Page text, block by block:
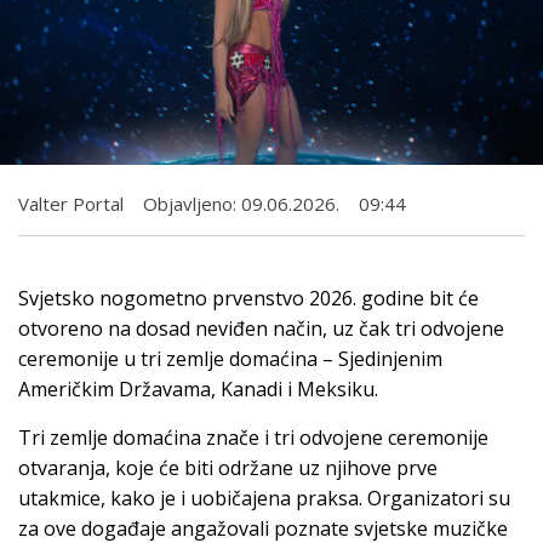
Valter Portal Objavljeno: 09.06.2026. 09:44
Svjetsko nogometno prvenstvo 2026. godine bit će
otvoreno na dosad neviđen način, uz čak tri odvojene
ceremonije u tri zemlje domaćina – Sjedinjenim
Američkim Državama, Kanadi i Meksiku.
Tri zemlje domaćina znače i tri odvojene ceremonije
otvaranja, koje će biti održane uz njihove prve
utakmice, kako je i uobičajena praksa. Organizatori su
za ove događaje angažovali poznate svjetske muzičke